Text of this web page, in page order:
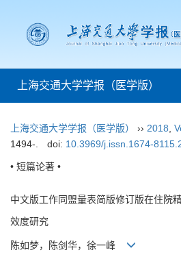
上海交通大学学报（医学版）
上海交通大学学报（医学版） ›› 2018
1494-.
doi: 10.3969/j.issn.1674-
• 短篇论著 •
中文版工作同盟量表简版修订版在住院
效度研究
陈如梦，陈剑华，徐一峰